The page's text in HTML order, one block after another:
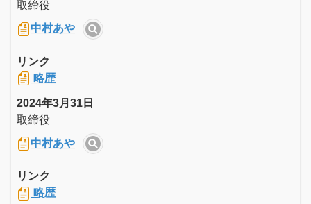
取締役
中村あや
リンク
略歴
2024年3月31日
取締役
中村あや
リンク
略歴